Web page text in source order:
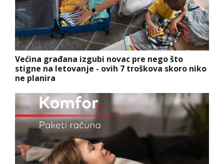
Većina građana izgubi novac pre nego što
stigne na letovanje - ovih 7 troškova skoro niko
ne planira